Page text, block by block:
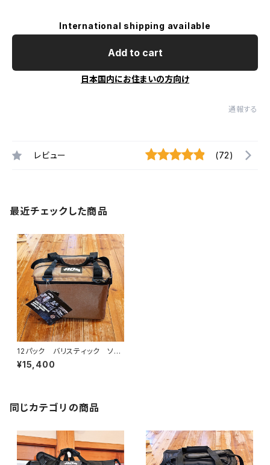
International shipping available
Add to cart
日本国内にお住まいの方向け
通報する
レビュー (72)
最近チェックした商品
12パック バリスティック ソフ
トクーラー
¥15,400
同じカテゴリの商品